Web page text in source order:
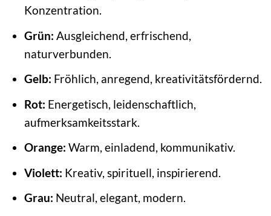
Konzentration.
Grün: Ausgleichend, erfrischend,
naturverbunden.
Gelb: Fröhlich, anregend, kreativitätsfördernd.
Rot: Energetisch, leidenschaftlich,
aufmerksamkeitsstark.
Orange: Warm, einladend, kommunikativ.
Violett: Kreativ, spirituell, inspirierend.
Grau: Neutral, elegant, modern.